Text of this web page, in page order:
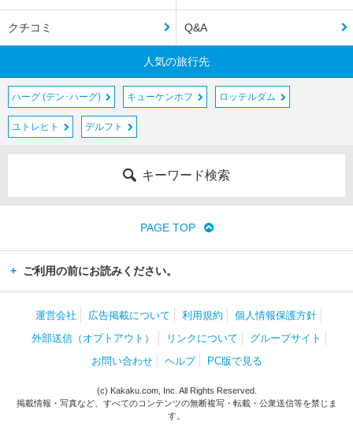
クチコミ Q&A
人気の旅行先
ハーグ (デン･ハーグ) キューケンホフ ロッテルダム
ユトレヒト デルフト
キーワード検索
PAGE TOP
ご利用の前にお読みください。
運営会社 広告掲載について 利用規約
個人情報保護方針
外部送信（オプトアウト）
リンクについて
グループサイト
お問い合わせ
ヘルプ PC版で見る
(c) Kakaku.com, Inc. All Rights Reserved.
掲載情報・写真など、すべてのコンテンツの無断複写・転載・公衆送信等を禁じま
す。